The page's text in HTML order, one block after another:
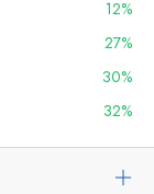
12%
27%
30%
32%